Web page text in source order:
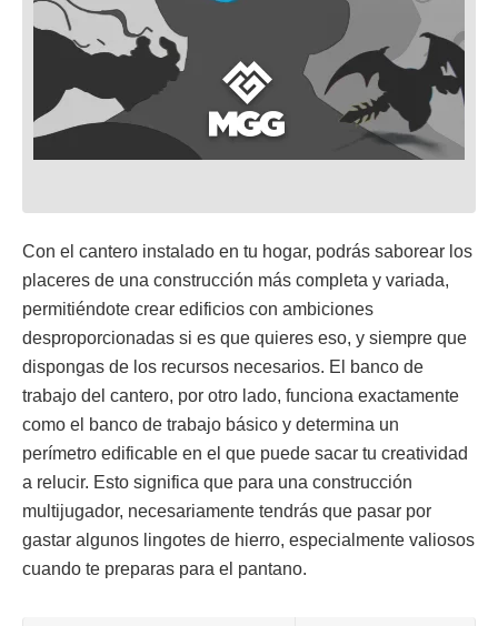
Con el cantero instalado en tu hogar, podrás saborear los
placeres de una construcción más completa y variada,
permitiéndote crear edificios con ambiciones
desproporcionadas si es que quieres eso, y siempre que
dispongas de los recursos necesarios. El banco de
trabajo del cantero, por otro lado, funciona exactamente
como el banco de trabajo básico y determina un
perímetro edificable en el que puede sacar tu creatividad
a relucir. Esto significa que para una construcción
multijugador, necesariamente tendrás que pasar por
gastar algunos lingotes de hierro, especialmente valiosos
cuando te preparas para el pantano.